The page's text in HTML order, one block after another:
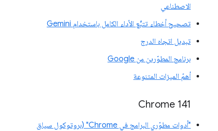
الاصطناعي
تصحيح أخطاء تتبُّع الأداء الكامل باستخدام Gemini
تبديل اتجاه الدرج
برنامج المطوّرين من Google
أهمّ الميزات المتنوعة
‫Chrome 141
"أدوات مطوّري البرامج في Chrome" (بروتوكول سياق